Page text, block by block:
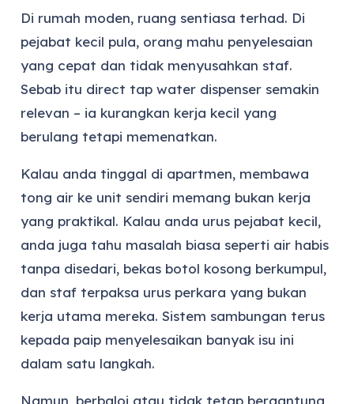
Di rumah moden, ruang sentiasa terhad. Di
pejabat kecil pula, orang mahu penyelesaian
yang cepat dan tidak menyusahkan staf.
Sebab itu direct tap water dispenser semakin
relevan – ia kurangkan kerja kecil yang
berulang tetapi memenatkan.
Kalau anda tinggal di apartmen, membawa
tong air ke unit sendiri memang bukan kerja
yang praktikal. Kalau anda urus pejabat kecil,
anda juga tahu masalah biasa seperti air habis
tanpa disedari, bekas botol kosong berkumpul,
dan staf terpaksa urus perkara yang bukan
kerja utama mereka. Sistem sambungan terus
kepada paip menyelesaikan banyak isu ini
dalam satu langkah.
Namun, berbaloi atau tidak tetap bergantung